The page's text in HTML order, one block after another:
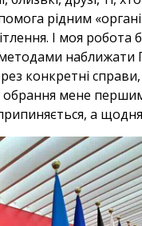
рідним
І моя робота
наближати
конкретні справи,
мене
а